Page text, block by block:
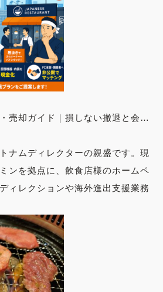
売却ガイド｜損しない撤退と会…
ナムディレクターの親盛です。現
ンを拠点に、飲食店様のホームペ
ィレクションや海外進出支援業務